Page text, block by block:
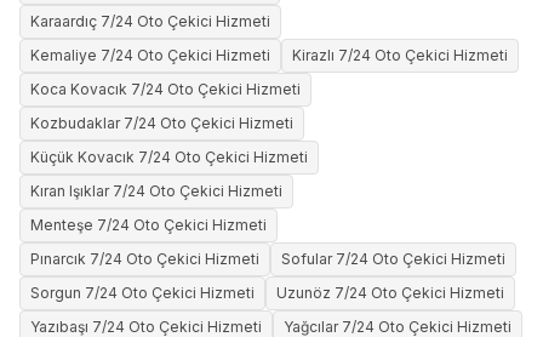
Karaardıç 7/24 Oto Çekici Hizmeti
Kemaliye 7/24 Oto Çekici Hizmeti
Kirazlı 7/24 Oto Çekici Hizmeti
Koca Kovacık 7/24 Oto Çekici Hizmeti
Kozbudaklar 7/24 Oto Çekici Hizmeti
Küçük Kovacık 7/24 Oto Çekici Hizmeti
Kıran Işıklar 7/24 Oto Çekici Hizmeti
Menteşe 7/24 Oto Çekici Hizmeti
Pınarcık 7/24 Oto Çekici Hizmeti
Sofular 7/24 Oto Çekici Hizmeti
Sorgun 7/24 Oto Çekici Hizmeti
Uzunöz 7/24 Oto Çekici Hizmeti
Yazıbaşı 7/24 Oto Çekici Hizmeti
Yağcılar 7/24 Oto Çekici Hizmeti